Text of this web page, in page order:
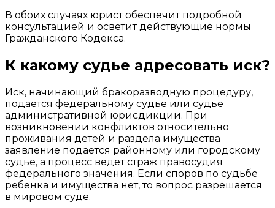
В обоих случаях юрист обеспечит подробной
консультацией и осветит действующие нормы
Гражданского Кодекса.
К какому судье адресовать иск?
Иск, начинающий бракоразводную процедуру,
подается федеральному судье или судье
административной юрисдикции. При
возникновении конфликтов относительно
проживания детей и раздела имущества
заявление подается районному или городскому
судье, а процесс ведет страж правосудия
федерального значения. Если споров по судьбе
ребенка и имущества нет, то вопрос разрешается
в мировом суде.